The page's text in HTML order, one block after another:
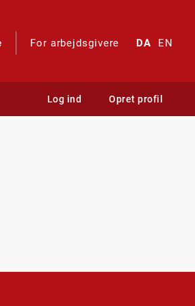
For arbejdsgivere DA EN
Log ind Opret profil